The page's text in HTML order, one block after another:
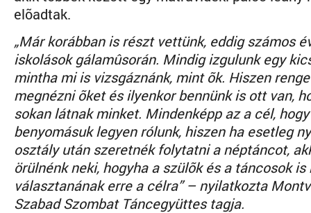
elõadtak.
„Már korábban is részt vettünk, eddig számos
iskolások gálamûsorán. Mindig izgulunk egy
mintha mi is vizsgáznánk, mint õk. Hiszen
megnézni õket és ilyenkor bennünk is ott van,
sokan látnak minket. Mindenképp az a cél,
benyomásuk legyen rólunk, hiszen ha esetleg
osztály után szeretnék folytatni a néptáncot,
örülnénk neki, hogyha a szülõk és a táncosok is
választanának erre a célra” – nyilatkozta
Szabad Szombat Táncegyüttes tagja.